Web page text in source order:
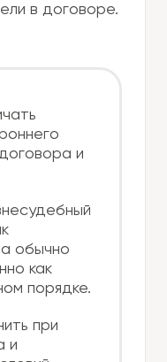
в договоре.
и
обычно
как
порядке.
при
и